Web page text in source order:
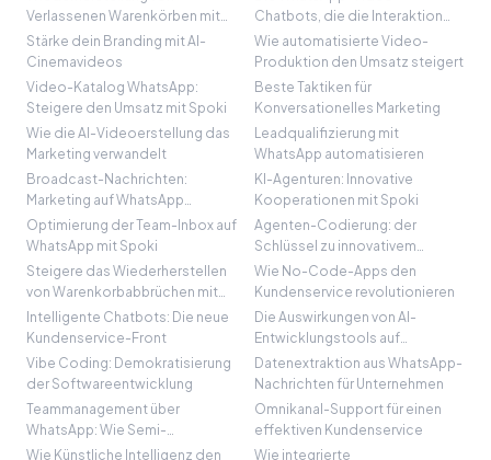
Verlassenen Warenkörben mit
Video AI
Chatbots, die die Interaktion
revolutionieren
Stärke dein Branding mit AI-
Cinemavideos
Wie automatisierte Video-
Produktion den Umsatz steigert
Video-Katalog WhatsApp:
Steigere den Umsatz mit Spoki
Beste Taktiken für
Konversationelles Marketing
Wie die AI-Videoerstellung das
Marketing verwandelt
Leadqualifizierung mit
WhatsApp automatisieren
Broadcast-Nachrichten:
Marketing auf WhatsApp
verbessern
KI-Agenturen: Innovative
Kooperationen mit Spoki
Optimierung der Team-Inbox auf
WhatsApp mit Spoki
Agenten-Codierung: der
Schlüssel zu innovativem
Marketing
Steigere das Wiederherstellen
von Warenkorbabbrüchen mit
WhatsApp
Wie No-Code-Apps den
Kundenservice revolutionieren
Intelligente Chatbots: Die neue
Kundenservice-Front
Die Auswirkungen von AI-
Entwicklungstools auf
Unternehmen
Vibe Coding: Demokratisierung
der Softwareentwicklung
Datenextraktion aus WhatsApp-
Nachrichten für Unternehmen
Teammanagement über
WhatsApp: Wie Semi-
Automatisierung hilft
Omnikanal-Support für einen
effektiven Kundenservice
Wie Künstliche Intelligenz den
Wie integrierte